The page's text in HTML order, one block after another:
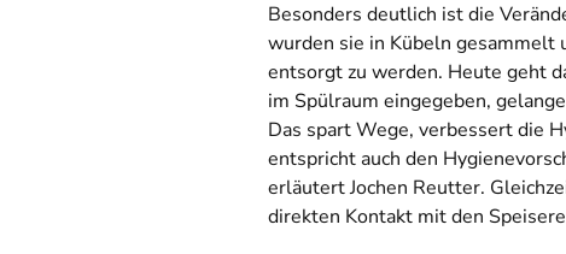
Besonders deutlich ist die
wurden sie in Kübeln gesammelt
entsorgt zu werden. Heute geht
im Spülraum eingegeben,
Das spart Wege, verbessert die
entspricht auch den
erläutert Jochen Reutter.
direkten Kontakt mit den